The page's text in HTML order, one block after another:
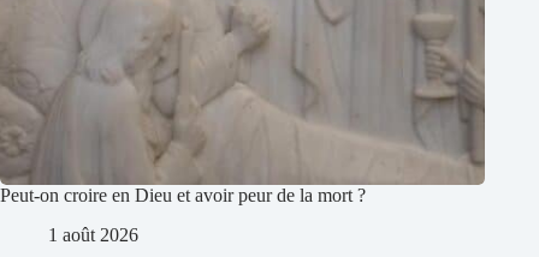
Peut-on croire en Dieu et avoir peur de la mort ?
1 août 2026